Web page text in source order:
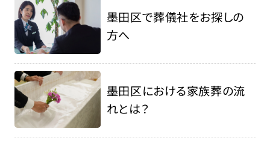
墨田区で葬儀社をお探しの
方へ
墨田区における家族葬の流
れとは？